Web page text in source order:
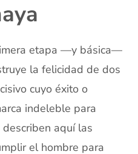
etapa —y básica—
la felicidad de dos
cuyo éxito o
indeleble para
aquí las
el hombre para